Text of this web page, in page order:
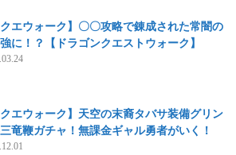
クエウォーク】〇〇攻略で錬成された常闇の
に！？【ドラゴンクエストウォーク】
クエウォーク】天空の末裔タバサ装備グリン
竜鞭ガチャ！無課金ギャル勇者がいく！